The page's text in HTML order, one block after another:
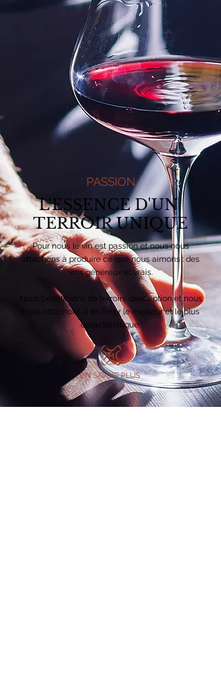
PASSION
L'ESSENCE D'UN
TERROIR UNIQUE
Pour nous le vin est passion et nous nous
attachons à produire ce que nous aimons : des
vins généreux et vrais.
Nous bénéficions de terroirs d’exception et nous
nous attachons à en livrer le meilleur et le plus
caractéristique.
EN SAVOIR PLUS